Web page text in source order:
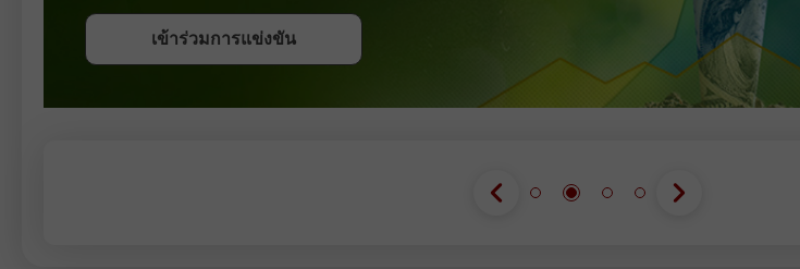
เข้าร่วมการแข่งขัน
เข้าร่วมการแข่งขัน